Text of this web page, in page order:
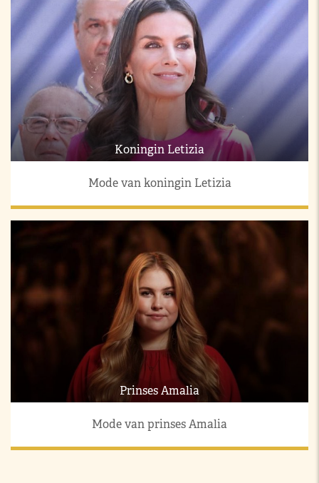
Koningin Letizia
Mode van koningin Letizia
Prinses Amalia
Mode van prinses Amalia